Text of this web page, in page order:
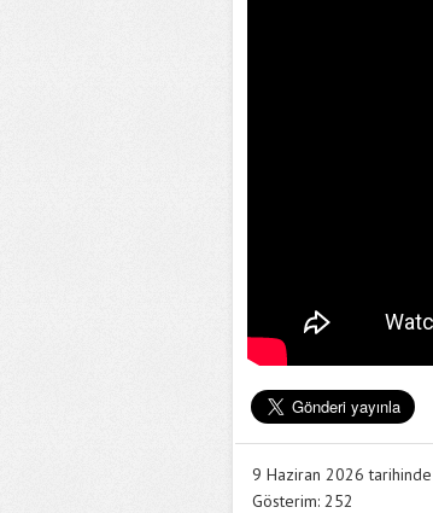
9 Haziran 2026 tarihinde
Gösterim: 252